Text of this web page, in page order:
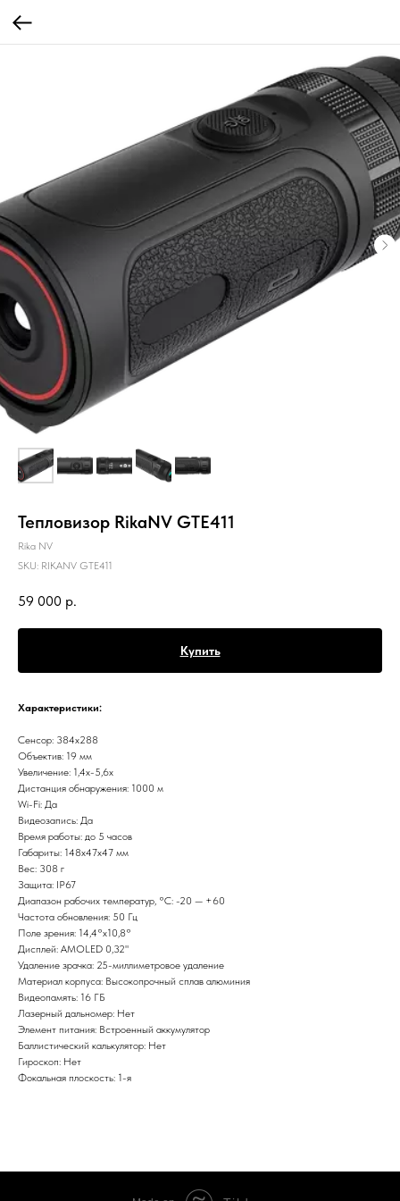
Тепловизор RikaNV GTE411
Rika NV
SKU: RIKANV GTE411
59 000 р.
Купить
Характеристики:
Сенсор: 384x288
Объектив: 19 мм
Увеличение: 1,4x-5,6x
Дистанция обнаружения: 1000 м
Wi-Fi: Да
Видеозапись: Да
Время работы: до 5 часов
Габариты: 148x47x47 мм
Вес: 308 г
Защита: IP67
Диапазон рабочих температур, °С: -20 — +60
Частота обновления: 50 Гц
Поле зрения: 14,4°x10,8°
Дисплей: AMOLED 0,32"
Удаление зрачка: 25-миллиметровое удаление
Материал корпуса: Высокопрочный сплав алюминия
Видеопамять: 16 ГБ
Лазерный дальномер: Нет
Элемент питания: Встроенный аккумулятор
Баллистический калькулятор: Нет
Гироскоп: Нет
Фокальная плоскость: 1-я